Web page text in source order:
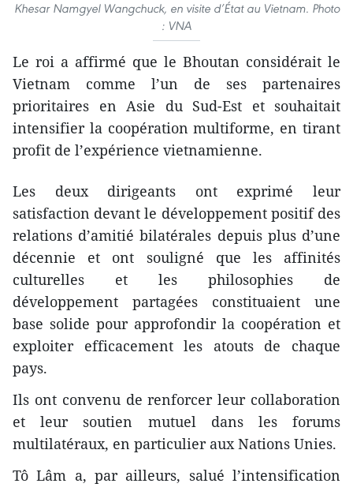
Khesar Namgyel Wangchuck, en visite d’État au Vietnam. Photo
: VNA
Le roi a affirmé que le Bhoutan considérait le
Vietnam comme l’un de ses partenaires
prioritaires en Asie du Sud-Est et souhaitait
intensifier la coopération multiforme, en tirant
profit de l’expérience vietnamienne.
Les deux dirigeants ont exprimé leur
satisfaction devant le développement positif des
relations d’amitié bilatérales depuis plus d’une
décennie et ont souligné que les affinités
culturelles et les philosophies de
développement partagées constituaient une
base solide pour approfondir la coopération et
exploiter efficacement les atouts de chaque
pays.
Ils ont convenu de renforcer leur collaboration
et leur soutien mutuel dans les forums
multilatéraux, en particulier aux Nations Unies.
Tô Lâm a, par ailleurs, salué l’intensification